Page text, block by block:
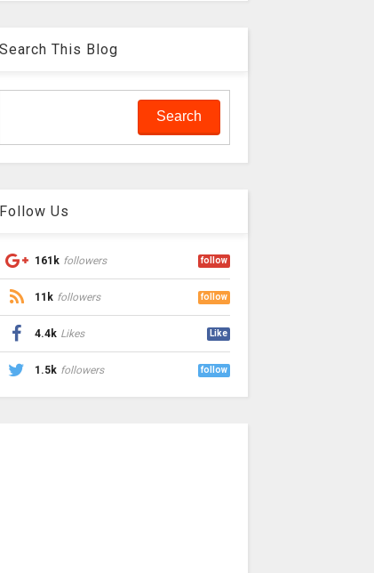
Search This Blog
Follow Us
161k followers follow
11k followers follow
4.4k Likes Like
1.5k followers follow